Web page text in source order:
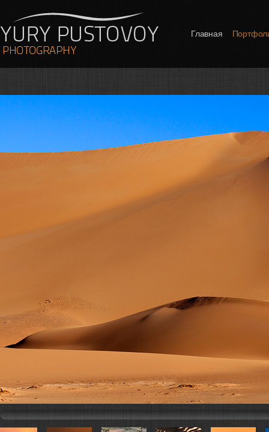
Главная